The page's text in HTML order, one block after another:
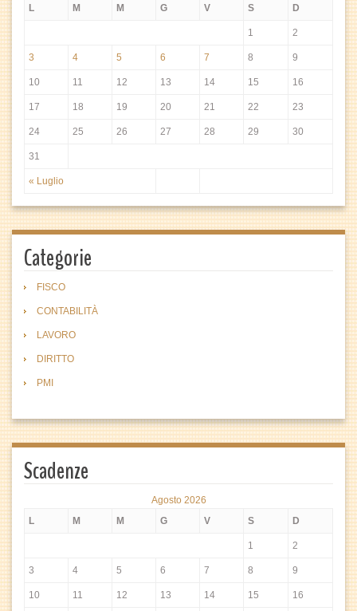
L
M M G V S D
« Luglio
1 2
3 4 5 6 7 8 9
10 11 12 13 14 15 16
17 18 19 20 21 22 23
24 25 26 27 28 29 30
31
Categorie
FISCO
CONTABILITÀ
LAVORO
DIRITTO
PMI
Scadenze
Agosto 2026
L
M M G V S D
1 2
3 4 5 6 7 8 9
10 11 12 13 14 15 16